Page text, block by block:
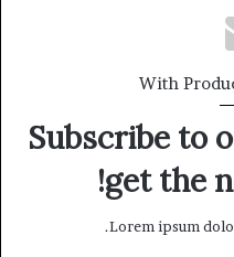
With
Subscribe to
get the
Lorem ipsum